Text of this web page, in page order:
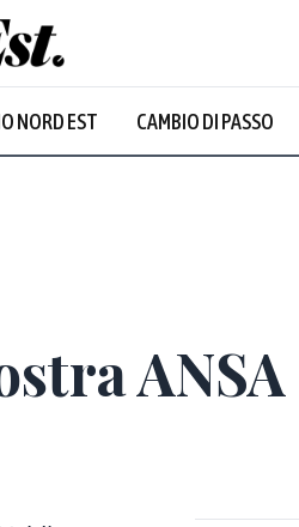
NORD EST CAMBIO DI PASSO
Prevalentemente